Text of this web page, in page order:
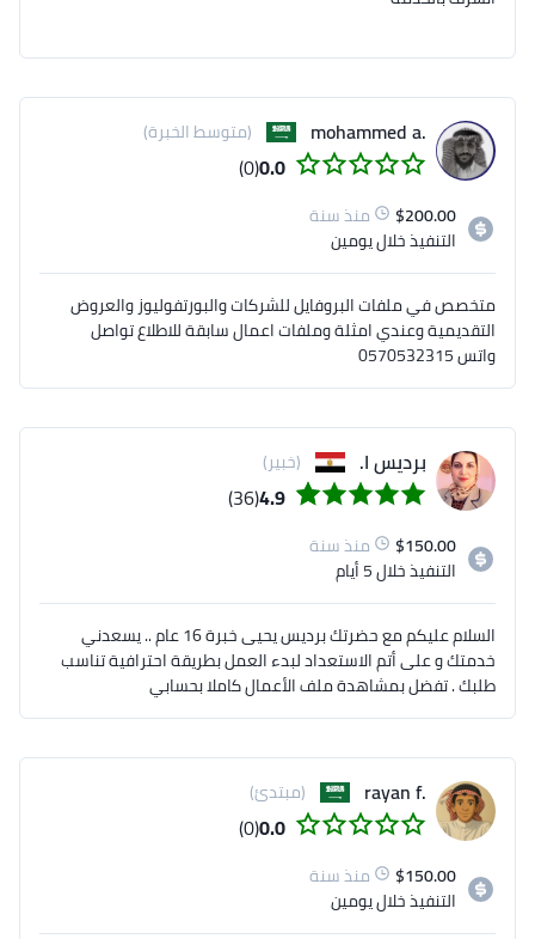
.mohammed a (متوسط الخبرة)
0.0
(0)
$200.00
منذ سنة
التنفيذخلال يومين
متخصص في ملفات البروفايل للشركات والبورتفوليوز والعروض
التقديمية وعندي امثلة وملفات اعمال سابقة للاطلاع تواصل
واتس 0570532315
برديس ا. (خبير)
4.9
(36)
$150.00
منذ سنة
التنفيذخلال 5 أيام
السلام عليكم مع حضرتك برديس يحيى خبرة 16 عام .. يسعدني
خدمتك و على أتم الاستعداد لبدء العمل بطريقة احترافية تناسب
طلبك . تفضل بمشاهدة ملف الأعمال كاملا بحسابي
.rayan f (مبتدئ)
0.0
(0)
$150.00
منذ سنة
التنفيذخلال يومين